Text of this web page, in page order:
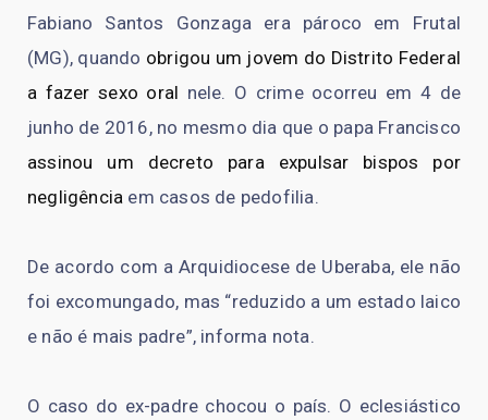
Fabiano Santos Gonzaga era pároco em Frutal
(MG), quando obrigou um jovem do Distrito Federal
a fazer sexo oral nele. O crime ocorreu em 4 de
junho de 2016, no mesmo dia que o papa Francisco
assinou um decreto para expulsar bispos por
negligência em casos de pedofilia.
De acordo com a Arquidiocese de Uberaba, ele não
foi excomungado, mas “reduzido a um estado laico
e não é mais padre”, informa nota.
O caso do ex-padre chocou o país. O eclesiástico